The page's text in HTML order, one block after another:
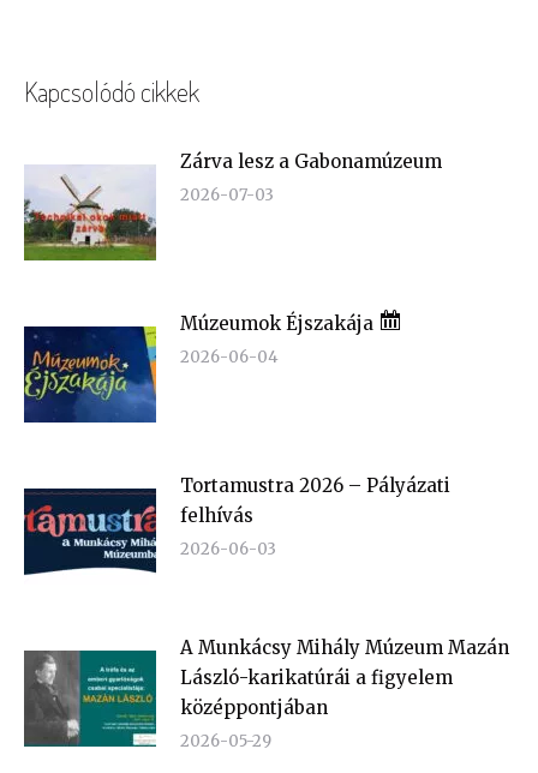
Kapcsolódó cikkek
Zárva lesz a Gabonamúzeum
2026-07-03
Múzeumok Éjszakája
2026-06-04
Tortamustra 2026 – Pályázati
felhívás
2026-06-03
A Munkácsy Mihály Múzeum Mazán
László-karikatúrái a figyelem
középpontjában
2026-05-29